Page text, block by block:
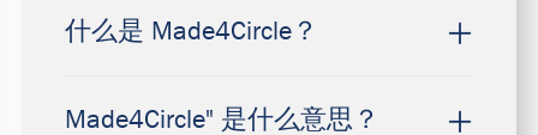
什么是 Made4Circle？
Made4Circle" 是什么意思？